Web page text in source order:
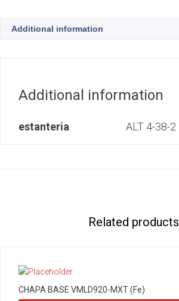
Additional information
Additional information
estanteria ALT 4-38-2
Related products
CHAPA BASE VMLD920-MXT (Fe)